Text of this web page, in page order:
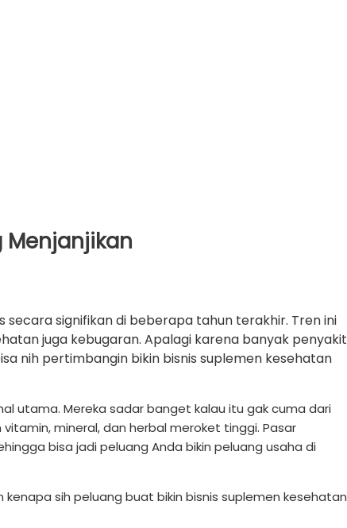
Menjanjikan
signifikan di beberapa tahun terakhir. Tren ini
juga kebugaran. Apalagi karena banyak penyakit
nih pertimbangin bikin bisnis suplemen kesehatan
utama. Mereka sadar banget kalau itu gak cuma dari
mineral, dan herbal meroket tinggi. Pasar
bisa jadi peluang Anda bikin peluang usaha di
sih peluang buat bikin bisnis suplemen kesehatan